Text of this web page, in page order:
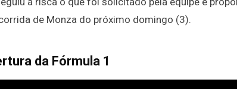
de Monza do próximo domingo (3).
da Fórmula 1